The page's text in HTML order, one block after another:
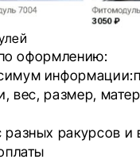
оформлению:
вес, размер,
ракурсов и